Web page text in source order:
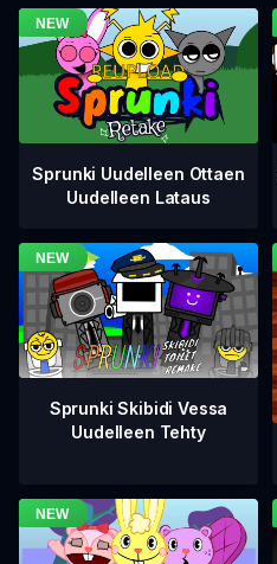
Sprunki Uudelleen Ottaen
Uudelleen Lataus
Sprunki Skibidi Vessa
Uudelleen Tehty